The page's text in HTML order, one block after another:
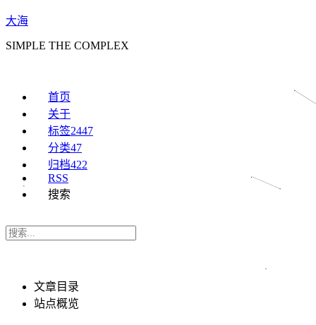
大海
SIMPLE THE COMPLEX
首页
关于
标签2447
分类47
归档422
RSS
搜索
文章目录
站点概览